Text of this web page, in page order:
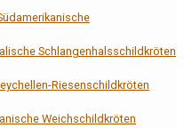
Schlangenhalsschildkröten
Riesenschildkröten
Weichschildkröten